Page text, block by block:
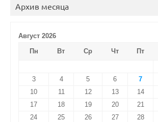
Архив месяца
Август 2026
Пн
Вт Ср Чт Пт
3
4 5 6 7
10
11 12 13 14
17
18 19 20 21
24
25 26 27 28